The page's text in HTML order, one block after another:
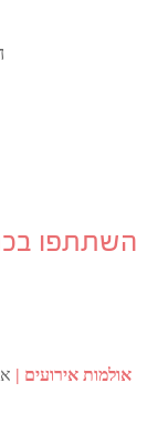
השתתפו
אולמות אירועים